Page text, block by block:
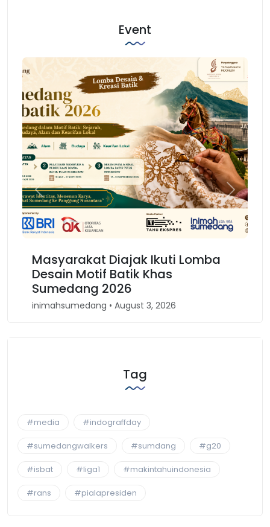
Event
Diajak Ikuti Lomba
Motif Batik Khas
2026
• August 3, 2026
Karnaval
Previous Next
Tag
#media #indograffday
#sumedangwalkers #sumdang #g20
#isbat #liga1 #makintahuindonesia
#rans #pialapresiden